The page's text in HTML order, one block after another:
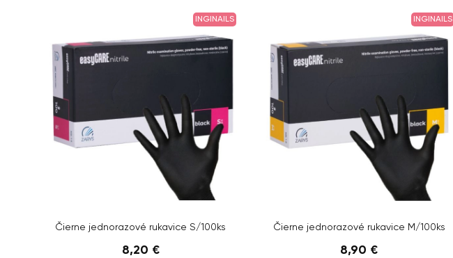
INGINAILS
Čierne jednorazové rukavice S/100ks
8,20 €
INGINAILS
Čierne jednorazové rukavice M/100ks
8,90 €